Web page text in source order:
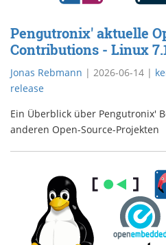
Pengutronix' aktuelle
Contributions - Linux
Jonas Rebmann | 2026-06-14 |
release
Ein Überblick über Pengutronix'
anderen Open-Source-Projekten